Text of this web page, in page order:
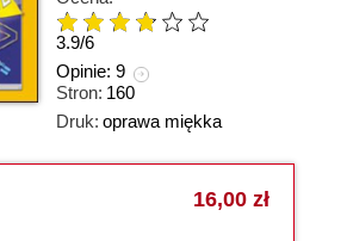
3.9/6
Opinie: 9
Stron: 160
Druk: oprawa miękka
16,00 zł